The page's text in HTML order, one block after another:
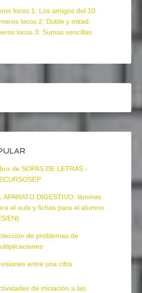
locos 1: Los amigos del 10
locos 2: Doble y mitad
locos 3: Sumas sencillas
de SOPAS DE LETRAS -
APARATO DIGESTIVO: láminas
el aula y fichas para el alumno
EN)
de problemas de
entre una cifra
de iniciación a las